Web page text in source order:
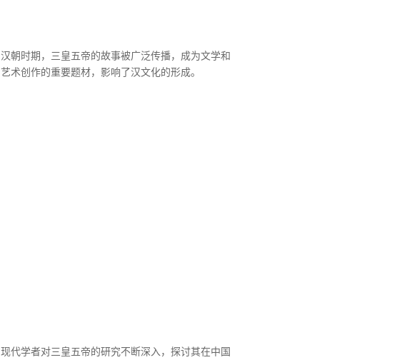
汉朝时期，三皇五帝的故事被广泛传播，成为文学和
艺术创作的重要题材，影响了汉文化的形成。
现代学者对三皇五帝的研究不断深入，探讨其在中国